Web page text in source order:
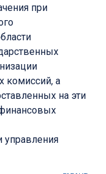
при
комиссий, а
на эти
управления